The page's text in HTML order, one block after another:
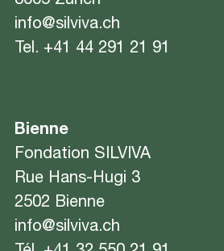
info@silviva.ch
Tel. +41 44 291 21 91
Bienne
Fondation SILVIVA
Rue Hans-Hugi 3
2502 Bienne
info@silviva.ch